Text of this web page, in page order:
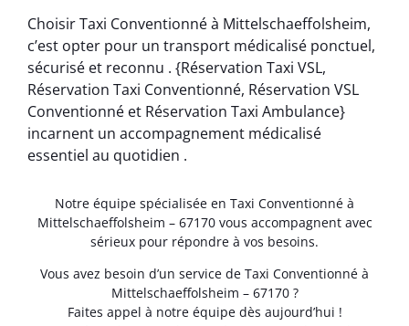
Choisir Taxi Conventionné à Mittelschaeffolsheim,
c’est opter pour un transport médicalisé ponctuel,
sécurisé et reconnu . {Réservation Taxi VSL,
Réservation Taxi Conventionné, Réservation VSL
Conventionné et Réservation Taxi Ambulance}
incarnent un accompagnement médicalisé
essentiel au quotidien .
Notre équipe spécialisée en Taxi Conventionné à
Mittelschaeffolsheim – 67170 vous accompagnent avec
sérieux pour répondre à vos besoins.
Vous avez besoin d’un service de Taxi Conventionné à
Mittelschaeffolsheim – 67170 ?
Faites appel à notre équipe dès aujourd’hui !